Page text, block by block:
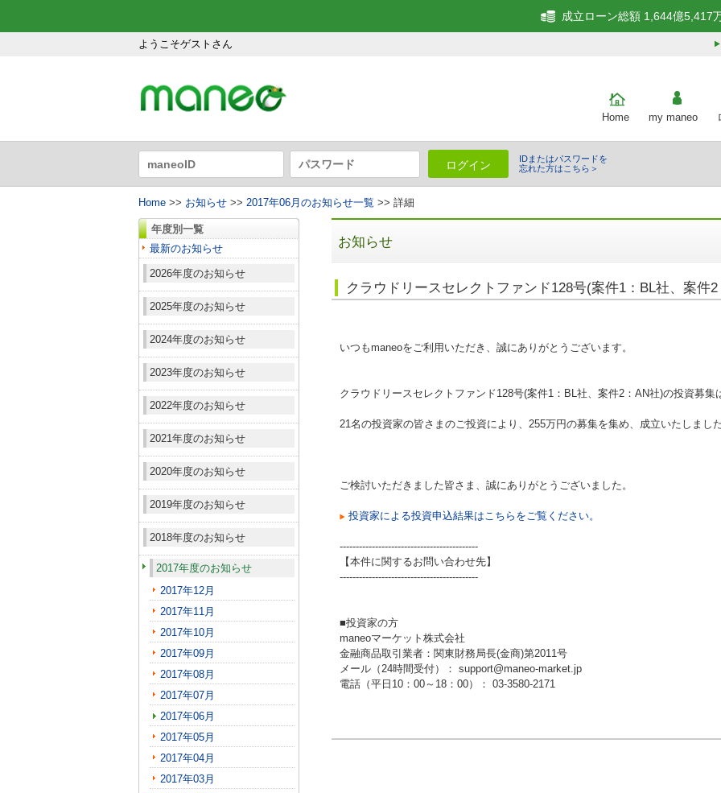
ようこそゲストさん
成立ローン総額 1,644億5,417
Home my maneo
ログイン
IDまたはパスワードを
忘れた方はこちら＞
Home >> お知らせ >> 2017年06月のお知らせ一覧 >> 詳細
年度別一覧
最新のお知らせ
2026年度のお知らせ
2025年度のお知らせ
2024年度のお知らせ
2023年度のお知らせ
2022年度のお知らせ
2021年度のお知らせ
2020年度のお知らせ
2019年度のお知らせ
2018年度のお知らせ
2017年度のお知らせ
2017年12月
2017年11月
2017年10月
2017年09月
2017年08月
2017年07月
2017年06月
2017年05月
2017年04月
2017年03月
お知らせ
クラウドリースセレクトファンド128号(案件1：BL社、案件
いつもmaneoをご利用いただき、誠にありがとうございます。
クラウドリースセレクトファンド128号(案件1：BL社、案件2：AN社)の投資募集
21名の投資家の皆さまのご投資により、255万円の募集を集め、成立いたしまし
ご検討いただきました皆さま、誠にありがとうございました。
投資家による投資申込結果はこちらをご覧ください。
-------------------------------------------
【本件に関するお問い合わせ先】
-------------------------------------------
■投資家の方
maneoマーケット株式会社
金融商品取引業者：関東財務局長(金商)第2011号
メール（24時間受付）： support@maneo-market.jp
電話（平日10：00～18：00）： 03-3580-2171